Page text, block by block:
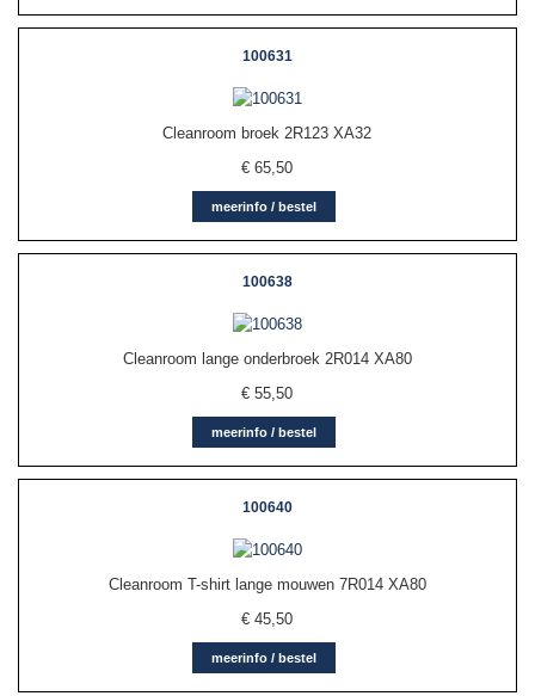
100631
Cleanroom broek 2R123 XA32
€65,50
meerinfo / bestel
100638
Cleanroom lange onderbroek 2R014 XA80
€55,50
meerinfo / bestel
100640
Cleanroom T-shirt lange mouwen 7R014 XA80
€45,50
meerinfo / bestel